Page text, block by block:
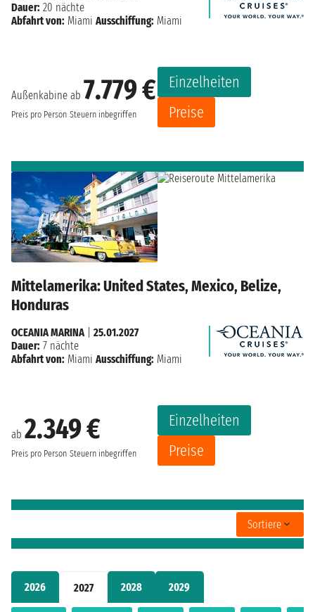
2026 2027 2028 2029
Außenkabine ab 7.779 €
Preis pro Person Steuern inbegriffen
Einzelheiten
Preise
Dauer: 20 nächte
Abfahrt von: Miami Ausschiffung: Miami
Mittelamerika: United States, Mexico, Belize,
Honduras
ab 2.349 €
Preis pro Person Steuern inbegriffen
Einzelheiten
Preise
OCEANIA MARINA| 25.01.2027
Dauer: 7 nächte
Abfahrt von: Miami Ausschiffung: Miami
Sortiere